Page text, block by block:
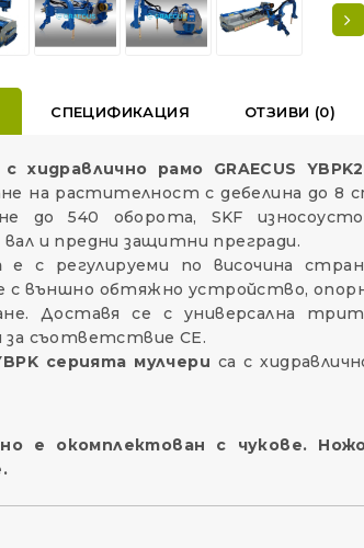
СПЕЦИФИКАЦИЯ ОТЗИВИ (0)
хидравлично рамо GRAECUS
на растителност с дебелина до 8
до 540 оборота, SKF
и предни защитни прегради.
е с регулируеми по височина
с външно обтяжно устройство,
Доставя се с универсална
за съответствие СЕ.
серията мулчери са с
е окомплектован с чукове.